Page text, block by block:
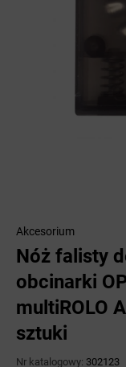
Akcesorium
Nóż falisty
obcinarki
multiROLO
sztuki
Nr katalogowy: 302123